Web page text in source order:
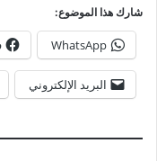
شارك هذا الموضوع:
WhatsApp
البريد الإلكتروني